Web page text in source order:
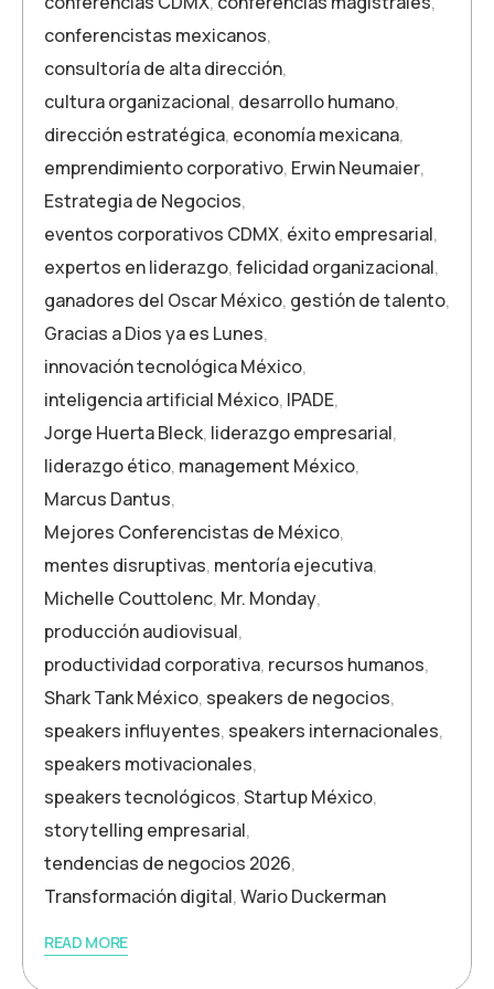
conferencistas mexicanos,
consultoría de alta dirección,
cultura organizacional, desarrollo humano,
dirección estratégica, economía mexicana,
emprendimiento corporativo, Erwin Neumaier,
Estrategia de Negocios,
eventos corporativos CDMX, éxito empresarial,
expertos en liderazgo,felicidad organizacional,
ganadores del Oscar México, gestión de talento,
Gracias a Dios ya es Lunes,
innovación tecnológica México,
inteligencia artificial México, IPADE,
Jorge Huerta Bleck, liderazgo empresarial,
liderazgo ético, management México,
Marcus Dantus,
Mejores Conferencistas de México,
mentes disruptivas, mentoría ejecutiva,
Michelle Couttolenc, Mr. Monday,
producción audiovisual,
productividad corporativa, recursos humanos,
Shark Tank México, speakers de negocios,
speakers influyentes, speakers internacionales,
speakers motivacionales,
speakers tecnológicos,Startup México,
storytelling empresarial,
tendencias de negocios 2026,
Transformación digital,Wario Duckerman
READ MORE